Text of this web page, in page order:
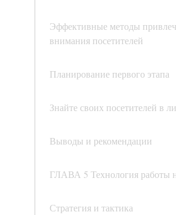
Эффективные методы
внимания посетителей
Планирование первого этапа
Знайте своих посетителей в
Выводы и рекомендации
ГЛАВА 5 Технология работы
Стратегия и тактика